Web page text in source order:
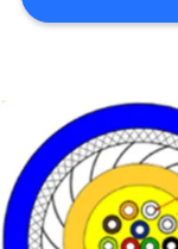
मामलों
साइटमैप
गोपनीयता
नीति